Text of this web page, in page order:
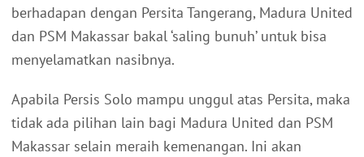
berhadapan dengan Persita Tangerang, Madura United
dan PSM Makassar bakal ‘saling bunuh’ untuk bisa
menyelamatkan nasibnya.
Apabila Persis Solo mampu unggul atas Persita, maka
tidak ada pilihan lain bagi Madura United dan PSM
Makassar selain meraih kemenangan. Ini akan